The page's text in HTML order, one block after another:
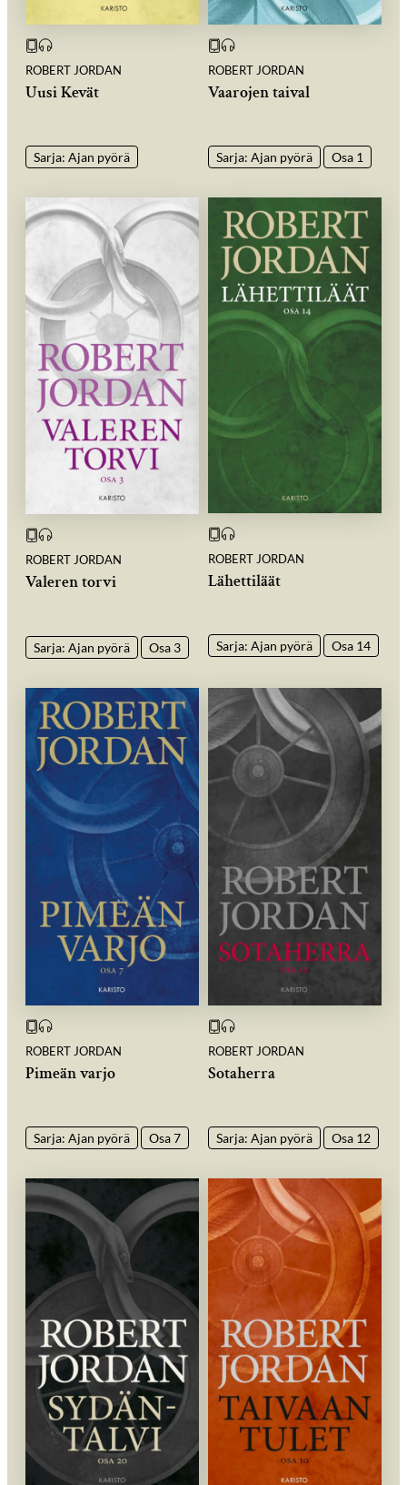
ROBERT JORDAN
Uusi Kevät
Sarja: Ajan pyörä
ROBERT JORDAN
Vaarojen taival
Sarja: Ajan pyörä Osa 1
ROBERT JORDAN
Valeren torvi
Sarja: Ajan pyörä Osa 3
ROBERT JORDAN
Lähettiläät
Sarja: Ajan pyörä Osa 14
ROBERT JORDAN
Pimeän varjo
Sarja: Ajan pyörä Osa 7
ROBERT JORDAN
Sotaherra
Sarja: Ajan pyörä Osa 12